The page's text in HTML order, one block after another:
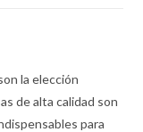
la elección
de alta calidad son
para